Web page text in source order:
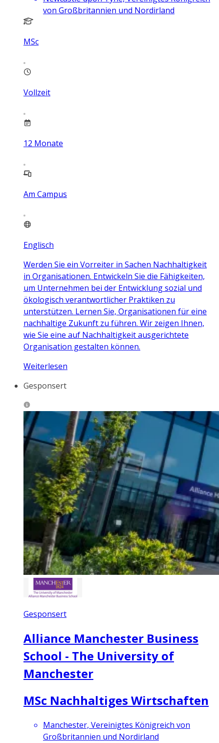
von Großbritannien und Nordirland
MSc
Vollzeit
12 Monate
Am Campus
Englisch
Werden Sie ein Vorreiter in Sachen Nachhaltigkeit
in Organisationen. Entwickeln Sie die Fähigkeiten,
um Unternehmen bei der Entwicklung sozial und
ökologisch verantwortlicher Praktiken zu
unterstützen. Lernen Sie, Organisationen für eine
nachhaltige Zukunft zu führen. Wir zeigen Ihnen,
wie Sie eine auf Nachhaltigkeit ausgerichtete
Organisation gestalten können.
Weiterlesen
Gesponsert
Gesponsert
Alliance Manchester Business
School - The University of
Manchester
MSc Nachhaltiges Wirtschaften
Manchester, Vereinigtes Königreich von
Großbritannien und Nordirland